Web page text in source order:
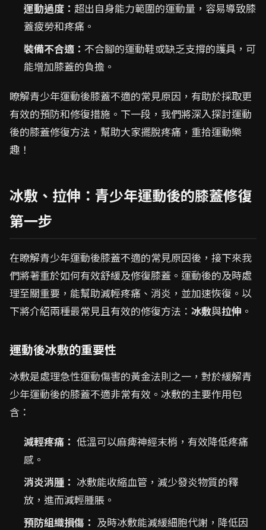
運動過度： 超出自身能力範圍的運動量，容易導致膝
蓋疲勞和疼痛。
裝備不合適： 不合腳的運動鞋或缺乏支撐的護具，可
能增加膝蓋的負擔。
瞭解青少年運動後膝蓋不適的常見原因，有助於採取更
有效的預防和修復措施。下一段，我們將深入探討運動
後的膝蓋修復方法，幫助大家擺脫疼痛，重拾運動樂
趣！
冰敷、拉伸：青少年運動後的膝蓋修復
第一步
在瞭解青少年運動後膝蓋不適的常見原因後，接下來我
們將著重於如何有效舒緩及修復膝蓋。運動後的及時處
理至關重要，能幫助減輕疼痛、消炎，並加速恢復。以
下將介紹兩種最常見且有效的修復方法： 冰敷與拉伸 。
運動後冰敷的重要性
冰敷是處理急性運動傷害的黃金法則之一，對於緩解青
少年運動後的膝蓋不適非常有效。冰敷的主要作用包
含：
減輕疼痛： 低溫可以麻痺神經末梢，有效降低疼痛
感。
消炎消腫： 冰敷能收縮血管，減少發炎物質的釋
放，進而減輕腫脹。
預防組織損傷： 及時冰敷能減緩細胞代謝，降低因